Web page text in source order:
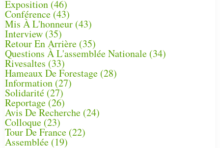
Exposition (46)
Conférence(43)
Mis À L'honneur (43)
Interview (35)
Retour En Arrière (35)
Questions À L'assemblée Nationale (34)
Rivesaltes (33)
Hameaux De Forestage (28)
Information (27)
Solidarité (27)
Reportage(26)
Avis De Recherche (24)
Colloque (23)
Tour De France (22)
Assemblée (19)